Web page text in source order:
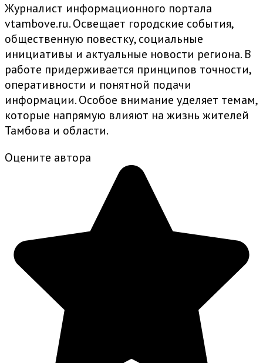
Журналист информационного портала
vtambove.ru. Освещает городские события,
общественную повестку, социальные
инициативы и актуальные новости региона. В
работе придерживается принципов точности,
оперативности и понятной подачи
информации. Особое внимание уделяет темам,
которые напрямую влияют на жизнь жителей
Тамбова и области.
Оцените автора